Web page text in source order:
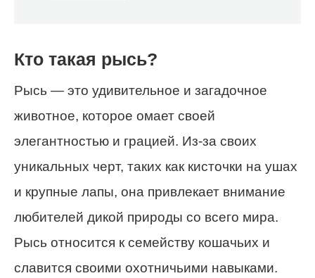
Кто такая рысь?
Рысь — это удивительное и загадочное
животное, которое омает своей
элегантностью и грацией. Из-за своих
уникальных черт, таких как кисточки на ушах
и крупные лапы, она привлекает внимание
любителей дикой природы со всего мира.
Рысь относится к семейству кошачьих и
славится своими охотничьими навыками.